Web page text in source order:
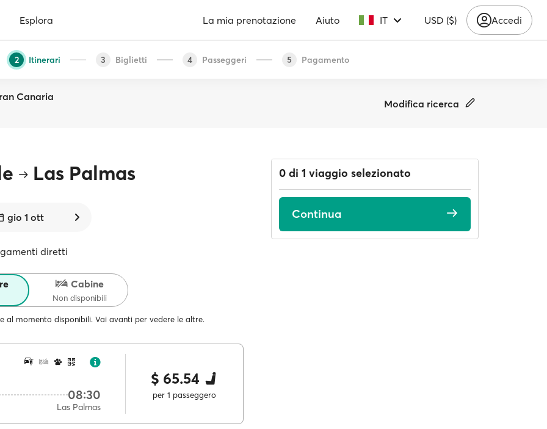
Esplora La mia prenotazione Aiuto IT USD ($) Accedi
2 Itinerari 3 Biglietti 4 Passeggeri 5 Pagamento
Canaria
Modifica ricerca
Las Palmas
gio 1 ott
diretti
Cabine
Non disponibili
al momento disponibili. Vai avanti per vedere le altre.
08:30
Las Palmas
$ 65.54
per 1 passeggero
0 di 1 viaggio selezionato
Continua